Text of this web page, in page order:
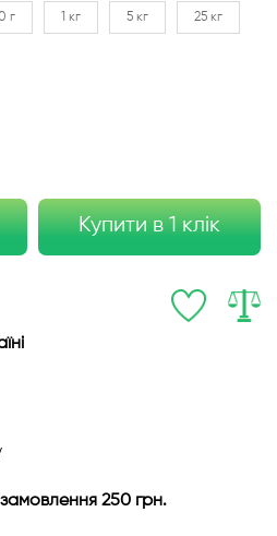
г 1 кг 5 кг 25 кг
Купити в 1 клік
250 грн.